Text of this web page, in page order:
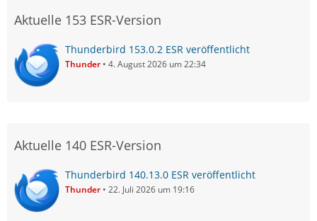
Aktuelle 153 ESR-Version
Thunderbird 153.0.2 ESR veröffentlicht
Thunder 4. August 2026 um 22:34
Aktuelle 140 ESR-Version
Thunderbird 140.13.0 ESR veröffentlicht
Thunder 22. Juli 2026 um 19:16